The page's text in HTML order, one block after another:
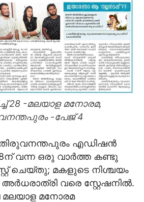
28 -മലയാള മനോരമ,
-പേജ് 4
തിരുവനന്തപുരം എഡിഷന്‍
വന്ന ഒരു വാര്‍ത്ത കണ്ടു
ചെയ്തു; മകളുടെ നിശ്ചയം
വരെ സ്റ്റേഷനില്‍.
മലയാള മനോരമ